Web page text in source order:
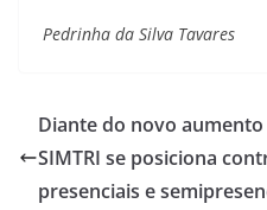
Pedrinha da Silva Tavares
Diante do novo aumento
SIMTRI se posiciona
presenciais e